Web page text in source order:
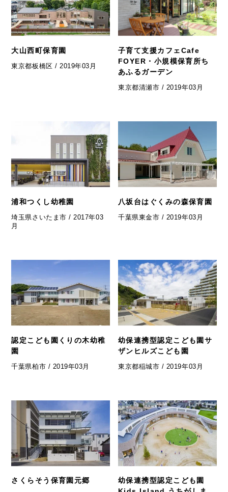
大山西町保育園
東京都板橋区 / 2019年03月
子育て支援カフェCafe
FOYER・小規模保育所ち
あふるガーデン
東京都清瀬市 / 2019年03月
浦和つくし幼稚園
埼玉県さいたま市 / 2017年03
月
八坂台はぐくみの森保育園
千葉県東金市 / 2019年03月
認定こども園くりの木幼稚
園
千葉県柏市 / 2019年03月
幼保連携型認定こども園サ
ザンヒルズこども園
東京都稲城市 / 2019年03月
さくらそう保育園元郷
幼保連携型認定こども園